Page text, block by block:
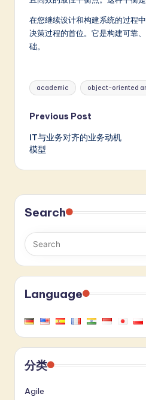
在您继续设计和构建系统的过程
决策过程的首位。它是构建可靠
础。
Tags:
academic object-oriented
Post
navigation
Previous Post
IT与业务对齐的业务动机
模型
Search
Language
分类
Agile